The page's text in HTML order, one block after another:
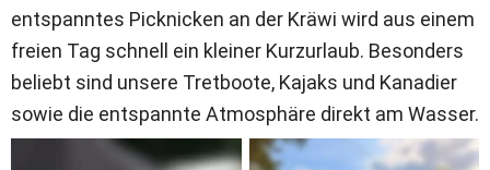
entspanntes Picknicken an der Kräwi wird aus einem
freien Tag schnell ein kleiner Kurzurlaub. Besonders
beliebt sind unsere Tretboote, Kajaks und Kanadier
sowie die entspannte Atmosphäre direkt am Wasser.